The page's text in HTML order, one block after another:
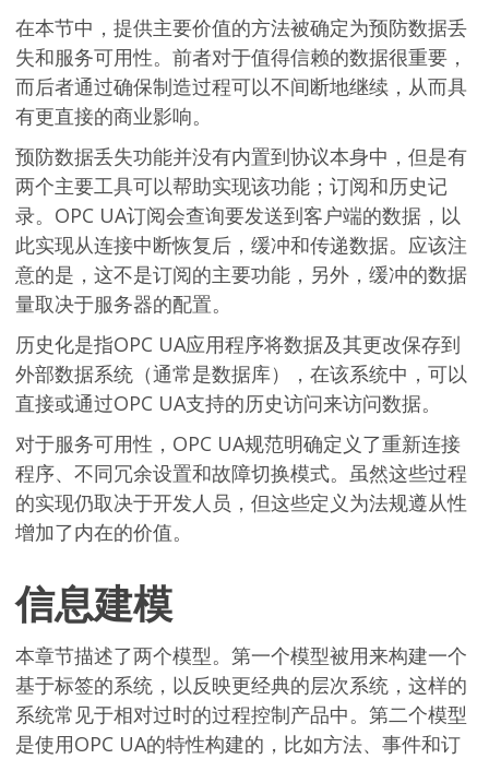
在本节中，提供主要价值的方法被确定为预防数据丢
失和服务可用性。前者对于值得信赖的数据很重要，
而后者通过确保制造过程可以不间断地继续，从而具
有更直接的商业影响。
预防数据丢失功能并没有内置到协议本身中，但是有
两个主要工具可以帮助实现该功能；订阅和历史记
录。OPC UA订阅会查询要发送到客户端的数据，以
此实现从连接中断恢复后，缓冲和传递数据。应该注
意的是，这不是订阅的主要功能，另外，缓冲的数据
量取决于服务器的配置。
历史化是指OPC UA应用程序将数据及其更改保存到
外部数据系统（通常是数据库），在该系统中，可以
直接或通过OPC UA支持的历史访问来访问数据。
对于服务可用性，OPC UA规范明确定义了重新连接
程序、不同冗余设置和故障切换模式。虽然这些过程
的实现仍取决于开发人员，但这些定义为法规遵从性
增加了内在的价值。
信息建模
本章节描述了两个模型。第一个模型被用来构建一个
基于标签的系统，以反映更经典的层次系统，这样的
系统常见于相对过时的过程控制产品中。第二个模型
是使用OPC UA的特性构建的，比如方法、事件和订